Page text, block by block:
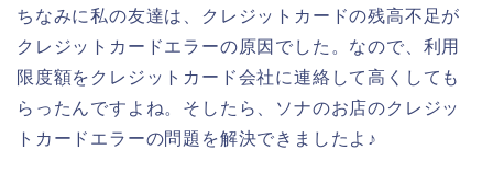
ちなみに私の友達は、クレジットカードの残高不足が
クレジットカードエラーの原因でした。なので、利用
限度額をクレジットカード会社に連絡して高くしても
らったんですよね。そしたら、ソナのお店のクレジッ
トカードエラーの問題を解決できましたよ♪